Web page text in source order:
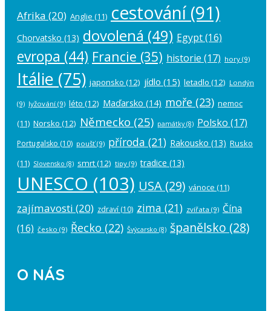
Afrika (20) Anglie (11) cestování(91)
Chorvatsko (13) dovolená (49) Egypt(16)
evropa (44) Francie (35) historie (17) hory (9)
Itálie (75) japonsko (12) jídlo (15) letadlo (12) Londýn
(9) lyžování (9) léto (12) Maďarsko (14) moře (23) nemoc
(11) Norsko (12) Německo (25) památky(8) Polsko (17)
Portugalsko (10) poušť(9) příroda (21) Rakousko (13) Rusko
(11) Slovensko (8) smrt(12) tipy (9) tradice (13)
UNESCO (103) USA (29) vánoce (11)
zajímavosti (20) zdraví (10) zima (21) zvířata (9) Čína
(16) česko (9) Řecko (22) Švýcarsko (8) španělsko (28)
O NÁS